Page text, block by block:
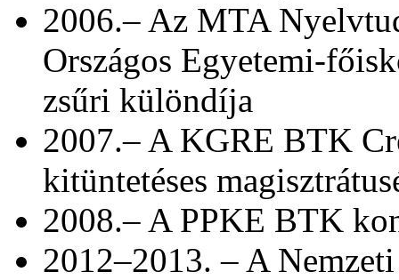
2006.– Az MTA
Országos Egyetemi-
zsűri különdíja
2007.– A KGRE BTK
kitüntetéses
2008.– A PPKE BTK
2012–2013. – A